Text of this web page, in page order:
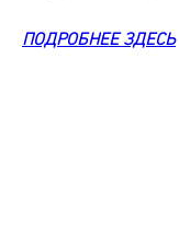
ПОДРОБНЕЕ ЗДЕСЬ